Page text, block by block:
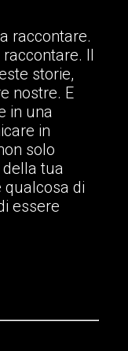
raccontare.
Il
storie,
nostre. E
in una
in
solo
della tua
qualcosa di
essere